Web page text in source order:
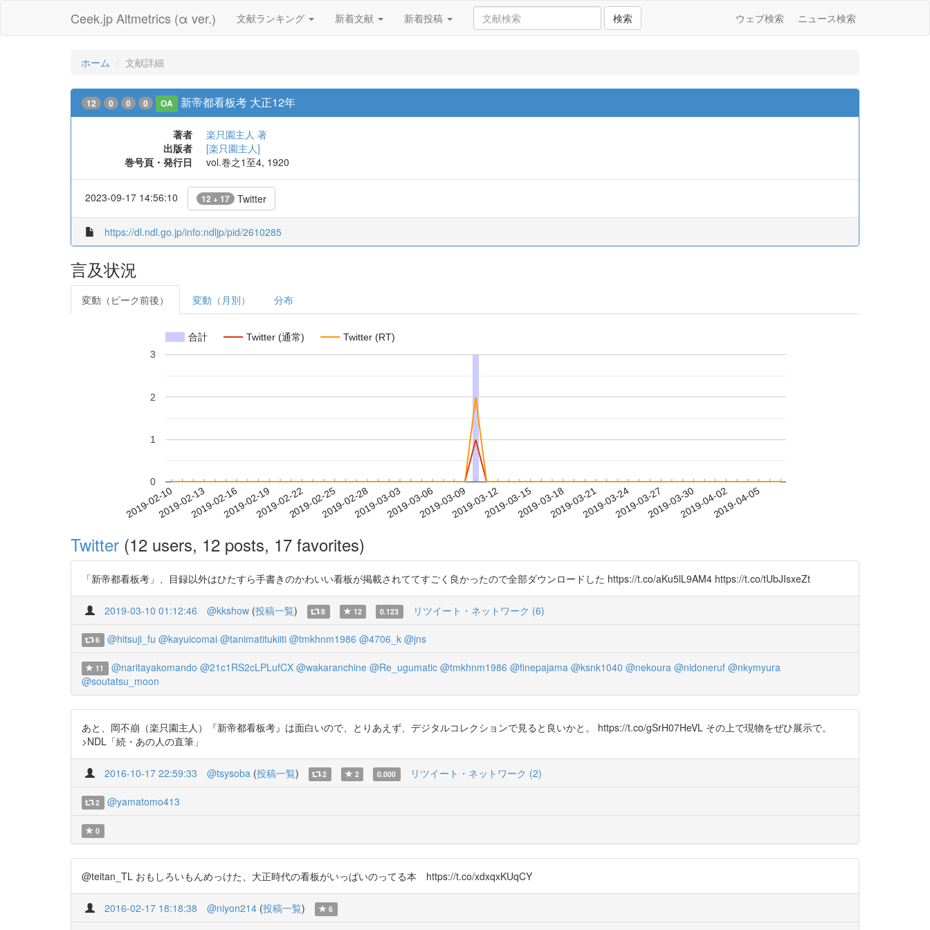
Ceek.jp Altmetrics (α ver.) 文献ランキング 新着文献 新着投稿 検索 ウェブ検索 ニュース検索
ホーム 文献詳細
12 0 0 0 OA 新帝都看板考 大正12年
著者
楽只園主人 著
出版者
[楽只園主人]
巻号頁・発行日
vol.巻之1至4, 1920
2023-09-17 14:56:10 12 + 17 Twitter
https://dl.ndl.go.jp/info:ndljp/pid/2610285
言及状況
変動（ピーク前後） 変動（月別） 分布
合計 Twitter (通常) Twitter (RT)
2019-02-102019-02-132019-02-162019-02-192019-02-222019-02-252019-02-282019-03-032019-03-062019-03-092019-03-122019-03-152019-03-182019-03-212019-03-242019-03-272019-03-302019-04-022019-04-05
0
1
2
3
Twitter (12 users, 12 posts, 17 favorites)
「新帝都看板考」、目録以外はひたすら手書きのかわいい看板が掲載されててすごく良かったので全部ダウンロードした https://t.co/aKu5lL9AM4 https://t.co/tUbJIsxeZt
2019-03-10 01:12:46 @kkshow (投稿一覧) 8 12 0.123 リツイート・ネットワーク (6)
6 @hitsuji_fu @kayuicomai @tanimatitukiiti @tmkhnm1986 @4706_k @jns
11 @naritayakomando @21c1RS2cLPLufCX @wakaranchine @Re_ugumatic @tmkhnm1986 @finepajama @ksnk1040 @nekoura @nidoneruf @nkymyura
@soutatsu_moon
あと、岡不崩（楽只園主人）『新帝都看板考』は面白いので、とりあえず、デジタルコレクションで見ると良いかと。 https://t.co/gSrH07HeVL その上で現物をぜひ展示で。
>NDL「続・あの人の直筆」
2016-10-17 22:59:33 @tsysoba (投稿一覧) 2 2 0.000 リツイート・ネットワーク (2)
2 @yamatomo413
0
@teitan_TL おもしろいもんめっけた、大正時代の看板がいっぱいのってる本 https://t.co/xdxqxKUqCY
2016-02-17 18:18:38 @niyon214 (投稿一覧) 6